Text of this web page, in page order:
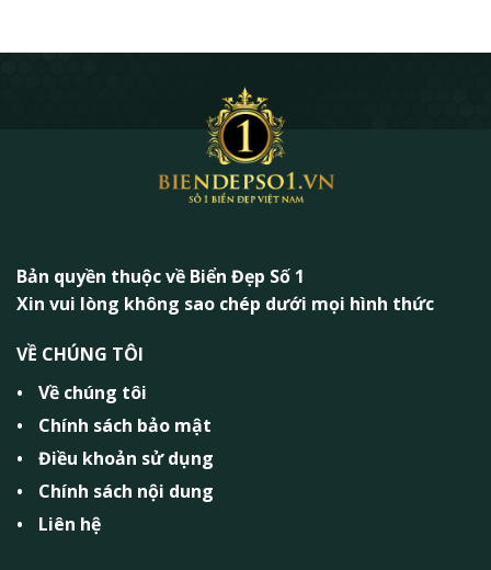
Bản quyền thuộc về Biển Đẹp Số 1
Xin vui lòng không sao chép dưới mọi hình thức
VỀ CHÚNG TÔI
Về chúng tôi
Chính sách bảo mật
Điều khoản sử dụng
Chính sách nội dung
Liên hệ